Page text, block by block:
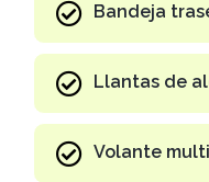
Bandeja
Llantas de
Volante